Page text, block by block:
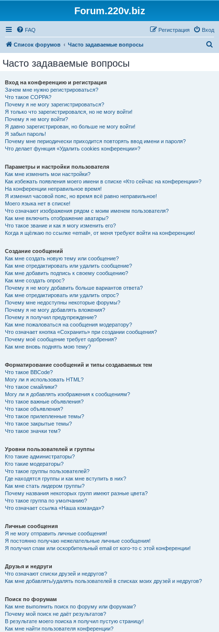
Forum.220v.biz
FAQ Вход
Регистрация
Список форумов Часто задаваемые вопросы
Часто задаваемые вопросы
Вход на конференцию и регистрация
Зачем мне нужно регистрироваться?
Что такое COPPA?
Почему я не могу зарегистрироваться?
Я только что зарегистрировался, но не могу войти!
Почему я не могу войти?
Я давно зарегистрирован, но больше не могу войти!
Я забыл пароль!
Почему мне периодически приходится повторять ввод имени и пароля?
Что делает функция «Удалить cookies конференции»?
Параметры и настройки пользователя
Как мне изменить мои настройки?
Как избежать появления моего имени в списке «Кто сейчас на конференции»?
На конференции неправильное время!
Я изменил часовой пояс, но время всё равно неправильное!
Моего языка нет в списке!
Что означают изображения рядом с моим именем пользователя?
Как мне включить отображение аватары?
Что такое звание и как я могу изменить его?
Когда я щёлкаю по ссылке «email», от меня требуют войти на конференцию!
Создание сообщений
Как мне создать новую тему или сообщение?
Как мне отредактировать или удалить сообщение?
Как мне добавить подпись к своему сообщению?
Как мне создать опрос?
Почему я не могу добавить больше вариантов ответа?
Как мне отредактировать или удалить опрос?
Почему мне недоступны некоторые форумы?
Почему я не могу добавлять вложения?
Почему я получил предупреждение?
Как мне пожаловаться на сообщения модератору?
Что означает кнопка «Сохранить» при создании сообщения?
Почему моё сообщение требует одобрения?
Как мне вновь поднять мою тему?
Форматирование сообщений и типы создаваемых тем
Что такое BBCode?
Могу ли я использовать HTML?
Что такое смайлики?
Могу ли я добавлять изображения к сообщениям?
Что такое важные объявления?
Что такое объявления?
Что такое прилепленные темы?
Что такое закрытые темы?
Что такое значки тем?
Уровни пользователей и группы
Кто такие администраторы?
Кто такие модераторы?
Что такое группы пользователей?
Где находятся группы и как мне вступить в них?
Как мне стать лидером группы?
Почему названия некоторых групп имеют разные цвета?
Что такое группа по умолчанию?
Что означает ссылка «Наша команда»?
Личные сообщения
Я не могу отправить личные сообщения!
Я постоянно получаю нежелательные личные сообщения!
Я получил спам или оскорбительный email от кого-то с этой конференции!
Друзья и недруги
Что означают списки друзей и недругов?
Как мне добавлять/удалять пользователей в списках моих друзей и недругов?
Поиск по форумам
Как мне выполнить поиск по форуму или форумам?
Почему мой поиск не даёт результатов?
В результате моего поиска я получил пустую страницу!
Как мне найти пользователя конференции?